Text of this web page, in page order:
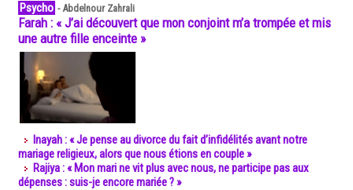
Psycho -Abdelnour Zahrali
Farah : « J’ai découvert que mon conjoint m’a trompée et mis
une autre fille enceinte »
Inayah : « Je pense au divorce du fait d’infidélités avant notre
mariage religieux, alors que nous étions en couple »
Rajiya : « Mon mari ne vit plus avec nous, ne participe pas aux
dépenses : suis-je encore mariée ? »